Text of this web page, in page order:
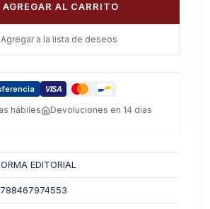
AGREGAR AL CARRITO
Agregar a la lista de deseos
VISA
hábiles Devoluciones en 14 días
EDITORIAL